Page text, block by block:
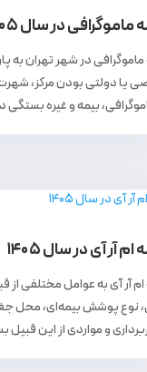
ماموگرافی در سال ۱۴۰۵
در شهر تهران به
یا دولتی بودن مرکز،
بیمه و غیره بستگی
آر آی در سال ۱۴۰۵
آر آی به عوامل مختلفی از
نوع پوشش بیمه‌ای، محل
و مواردی از این قبیل